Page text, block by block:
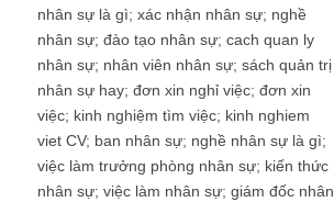
nhân sự là gì; xác nhận nhân sự; nghề
nhân sự; đào tạo nhân sự; cach quan ly
nhân sự; nhân viên nhân sự; sách quản trị
nhân sự hay; đơn xin nghỉ việc; đơn xin
việc; kinh nghiệm tìm việc; kinh nghiem
viet CV; ban nhân sự; nghề nhân sự là gì;
việc làm trưởng phòng nhân sự; kiến thức
nhân sự; việc làm nhân sự; giám đốc nhân